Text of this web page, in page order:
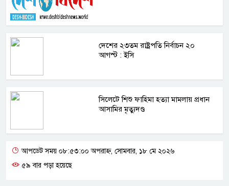
দেশের ২৩তম রাষ্ট্রপতি নির্বাচন ২০
আগস্ট : ইসি
সিলেটে শিশু ফাহিমা হত্যা মামলায় প্রধান
আসামির মৃত্যুদণ্ড
আপডেট সময় ০৮:৫৩:০০ অপরাহ্ন, সোমবার, ১৮ মে ২০২৬
৫৯ বার পড়া হয়েছে